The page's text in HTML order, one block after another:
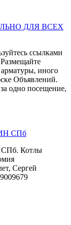
ДЛЯ ВСЕХ
ссылками
иного
Объявлений.
одно посещение,
СПб
СПб. Котлы
Сергей